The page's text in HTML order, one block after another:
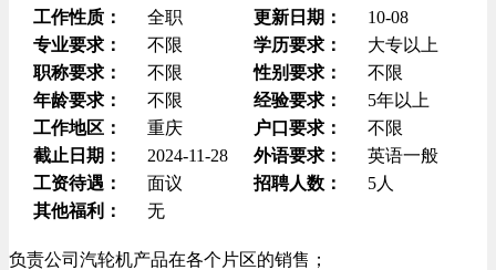
工作性质：
全职 更新日期：
10-08
专业要求：
不限 学历要求：
大专以上
职称要求：
不限 性别要求：
不限
年龄要求：
不限 经验要求：
5年以上
工作地区：
重庆 户口要求：
不限
截止日期：
2024-11-28 外语要求：
英语一般
工资待遇：
面议 招聘人数：
5人
其他福利：
无
负责公司汽轮机产品在各个片区的销售；